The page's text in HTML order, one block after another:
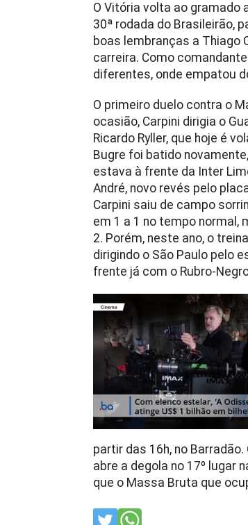
O Vitória volta ao gramado
30ª rodada do Brasileirão,
boas lembranças a Thiago
carreira. Como
diferentes, onde empatou
O primeiro duelo contra o
ocasião, Carpini dirigia o
Ricardo Ryller, que hoje é
Bugre foi batido
estava à frente da Inter
André, novo revés pelo
Carpini saiu de campo
em 1 a 1 no tempo normal,
2. Porém, neste ano, o
dirigindo o São Paulo pelo
frente já com o Rubro-
partir das 16h, no
abre a degola no 17º lugar
que o Massa Bruta que